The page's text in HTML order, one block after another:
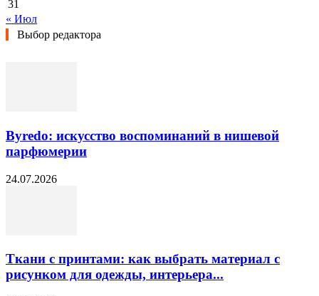
31
« Июл
Выбор редактора
Byredo: искусство воспоминаний в нишевой
парфюмерии
24.07.2026
Ткани с принтами: как выбрать материал с
рисунком для одежды, интерьера...